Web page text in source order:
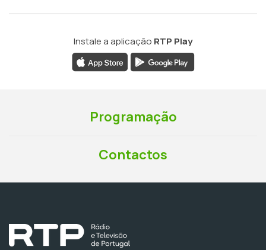
Instale a aplicação RTP Play
Programação
Contactos